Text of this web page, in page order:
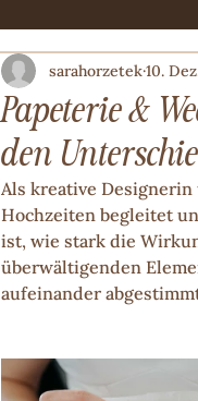
Papeterie &
den
sarahorzetek10.
Als kreative
Hochzeiten begleitet
ist, wie stark die
überwältigenden
aufeinander